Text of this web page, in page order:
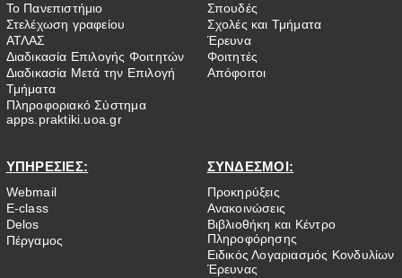
Το Πανεπιστήμιο
Στελέχωση γραφείου
ΑΤΛΑΣ
Διαδικασία Επιλογής Φοιτητών
Διαδικασία Μετά την Επιλογή
Τμήματα
Πληροφοριακό Σύστημα
apps.praktiki.uoa.gr
Σπουδές
Σχολές και Τμήματα
Έρευνα
Φοιτητές
Απόφοιτοι
ΥΠΗΡΕΣΙΕΣ:
Webmail
E-class
Delos
Πέργαμος
ΣΥΝΔΕΣΜΟΙ:
Προκηρύξεις
Ανακοινώσεις
Βιβλιοθήκη και Κέντρο
Πληροφόρησης
Ειδικός Λογαριασμός Κονδυλίων
Έρευνας